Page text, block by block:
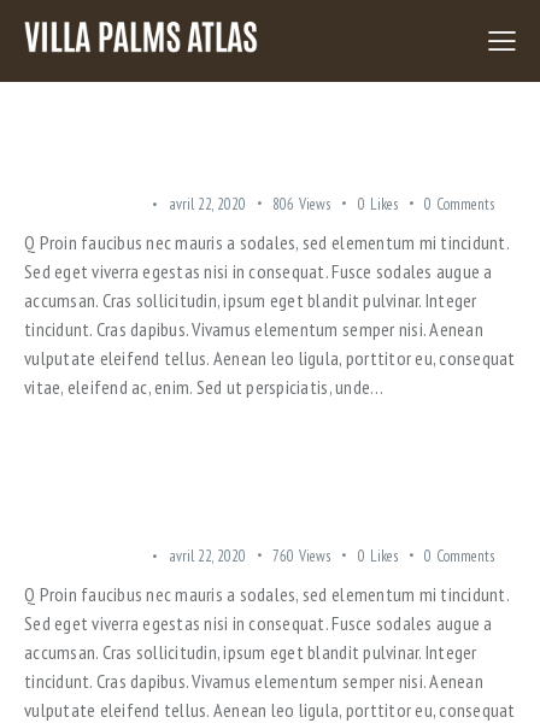
avril 22, 2020 806 Views 0 Likes 0 Comments
Q Proin faucibus nec mauris a sodales, sed elementum mi tincidunt.
Sed eget viverra egestas nisi in consequat. Fusce sodales augue a
accumsan. Cras sollicitudin, ipsum eget blandit pulvinar. Integer
tincidunt. Cras dapibus. Vivamus elementum semper nisi. Aenean
vulputate eleifend tellus. Aenean leo ligula, porttitor eu, consequat
vitae, eleifend ac, enim. Sed ut perspiciatis, unde…
avril 22, 2020 760 Views 0 Likes 0 Comments
Q Proin faucibus nec mauris a sodales, sed elementum mi tincidunt.
Sed eget viverra egestas nisi in consequat. Fusce sodales augue a
accumsan. Cras sollicitudin, ipsum eget blandit pulvinar. Integer
tincidunt. Cras dapibus. Vivamus elementum semper nisi. Aenean
vulputate eleifend tellus. Aenean leo ligula, porttitor eu, consequat